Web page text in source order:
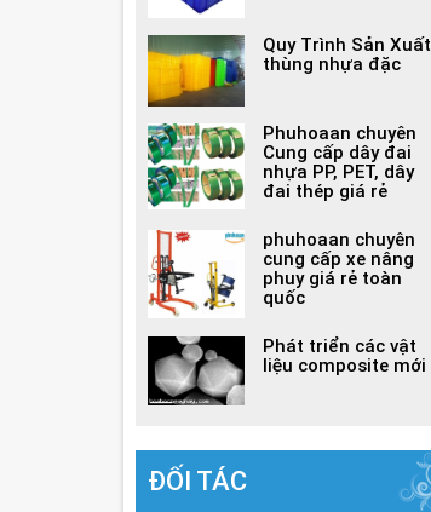
Quy Trình Sản Xuất
thùng nhựa đặc
Phuhoaan chuyên
Cung cấp dây đai
nhựa PP, PET, dây
đai thép giá rẻ
phuhoaan chuyên
cung cấp xe nâng
phuy giá rẻ toàn
quốc
Phát triển các vật
liệu composite mới
ĐỐI TÁC